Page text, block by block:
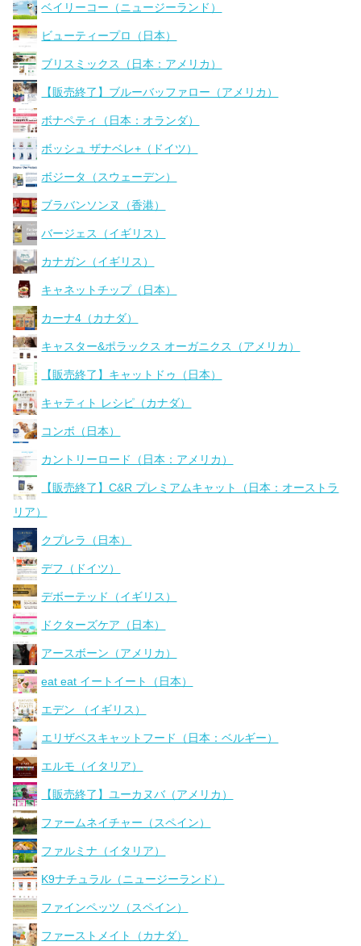
ベイリーコー（ニュージーランド）
ビューティープロ（日本）
ブリスミックス（日本：アメリカ）
【販売終了】ブルーバッファロー（アメリカ）
ボナペティ（日本：オランダ）
ボッシュ ザナベレ+（ドイツ）
ボジータ（スウェーデン）
ブラバンソンヌ（香港）
バージェス（イギリス）
カナガン（イギリス）
キャネットチップ（日本）
カーナ4（カナダ）
キャスター&ポラックス オーガニクス（アメリカ）
【販売終了】キャットドゥ（日本）
キャティト レシピ（カナダ）
コンボ（日本）
カントリーロード（日本：アメリカ）
【販売終了】C&R プレミアムキャット（日本：オーストラ
リア）
クプレラ（日本）
デフ（ドイツ）
デボーテッド（イギリス）
ドクターズケア（日本）
アースボーン（アメリカ）
eat eat イートイート（日本）
エデン （イギリス）
エリザベスキャットフード（日本：ベルギー）
エルモ（イタリア）
【販売終了】ユーカヌバ（アメリカ）
ファームネイチャー（スペイン）
ファルミナ（イタリア）
K9ナチュラル（ニュージーランド）
ファインペッツ（スペイン）
ファーストメイト（カナダ）